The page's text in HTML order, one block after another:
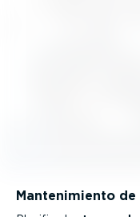
Mante­ni­miento